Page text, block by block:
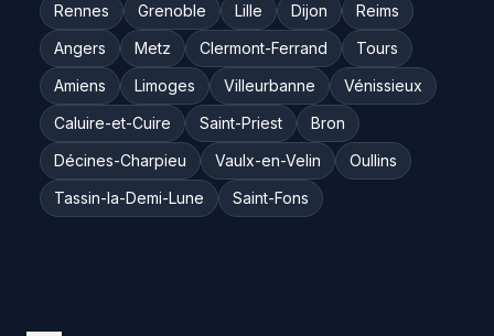
Rennes
Grenoble Lille Dijon
Reims
Angers
Metz Clermont-Ferrand
Tours
Amiens
Limoges Villeurbanne
Vénissieux
Caluire-et-Cuire
Saint-Priest
Bron
Décines-Charpieu
Vaulx-en-Velin
Oullins
Tassin-la-Demi-Lune
Saint-Fons